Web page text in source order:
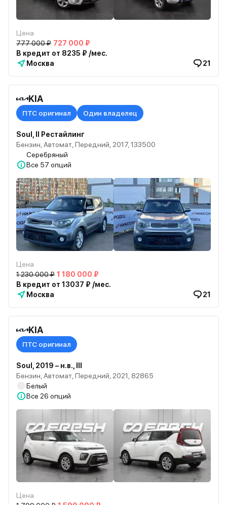
Цена
777 000 ₽ 727 000 ₽
В кредит от 8235 ₽ /мес.
Москва
21
KIA
ПТС оригинал Один владелец
Soul, II Рестайлинг
Бензин, Автомат, Передний, 2017, 133500
Серебряный
Все 57 опций
Цена
1 230 000 ₽ 1 180 000 ₽
В кредит от 13037 ₽ /мес.
Москва
21
KIA
ПТС оригинал
Soul, 2019 – н.в., III
Бензин, Автомат, Передний, 2021, 82865
Белый
Все 26 опций
Цена